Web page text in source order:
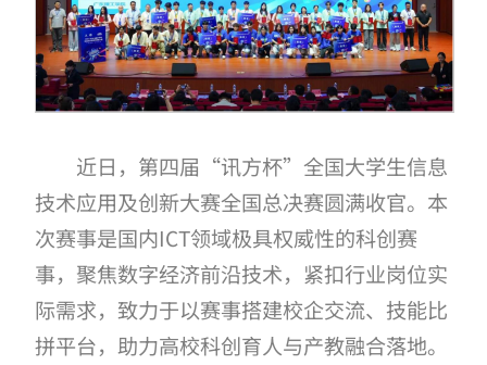
近日，第四届“讯方杯”全国大学生信息
技术应用及创新大赛全国总决赛圆满收官。本
次赛事是国内ICT领域极具权威性的科创赛
事，聚焦数字经济前沿技术，紧扣行业岗位实
际需求，致力于以赛事搭建校企交流、技能比
拼平台，助力高校科创育人与产教融合落地。